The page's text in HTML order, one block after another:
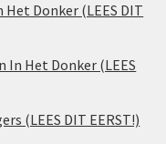
Donker (LEES DIT
In Het Donker (LEES
(LEES DIT EERST!)